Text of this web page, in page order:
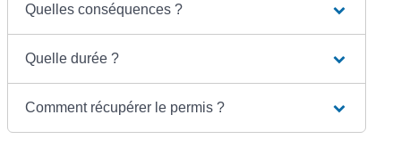
Quelles conséquences ?
Quelle durée ?
Comment récupérer le permis ?